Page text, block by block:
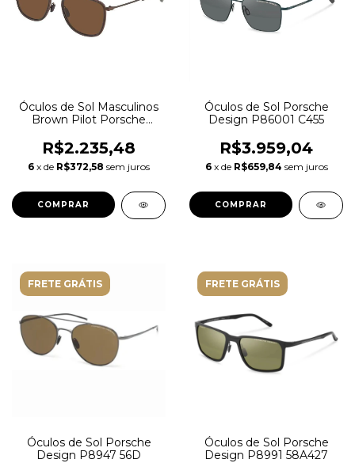
Óculos de Sol Masculinos
Brown Pilot Porsche
R$2.235,48
6 x de R$372,58 sem juros
Óculos de Sol Porsche
Design P86001 C455
R$3.959,04
6 x de R$659,84 sem juros
FRETE GRÁTIS
Óculos de Sol Porsche
Design P8947 56D
FRETE GRÁTIS
Óculos de Sol Porsche
Design P8991 58A427